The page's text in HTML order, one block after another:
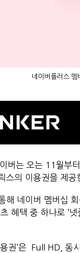
네이버플러스
버는 오는 11월부
스의 이용권을 제공
해 네이버 멤버십
혜택 중 하나로 ‘넷
권’은 Full HD,